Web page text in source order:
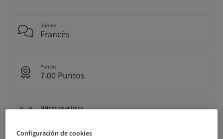
Idioma
Francés
Puntos
7.00 Puntos
Método de entrega
Configuración de cookies